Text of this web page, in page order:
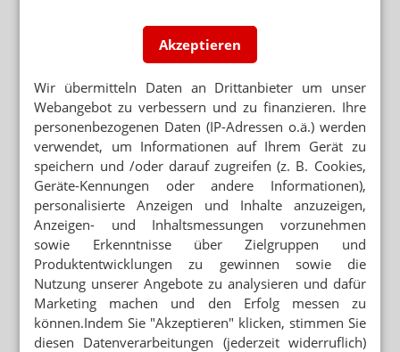
Akzeptieren
Wir übermitteln Daten an Drittanbieter um unser
Webangebot zu verbessern und zu finanzieren. Ihre
personenbezogenen Daten (IP-Adressen o.ä.) werden
verwendet, um Informationen auf Ihrem Gerät zu
speichern und /oder darauf zugreifen (z. B. Cookies,
Geräte-Kennungen oder andere Informationen),
personalisierte Anzeigen und Inhalte anzuzeigen,
Anzeigen- und Inhaltsmessungen vorzunehmen
sowie Erkenntnisse über Zielgruppen und
Produktentwicklungen zu gewinnen sowie die
Nutzung unserer Angebote zu analysieren und dafür
Marketing machen und den Erfolg messen zu
können.Indem Sie "Akzeptieren" klicken, stimmen Sie
diesen Datenverarbeitungen (jederzeit widerruflich)
Sechs Tipps für den Rauchstopp
UMFRAGE
Rauchstopp: Unterstützung und
Gewohnheitsbruch sind entscheidend
Mehr zum Thema
WEITER FLAUTE IN APOTHEKEN
Erstes Halbjahr: 7 Prozent weniger OTC-Packungen
TABAKENTWÖHNUNG
FAQ: Nikotin auf Rezept
AUGENMEDIKAMENTE
Lohnhersteller baut Werk für Théa